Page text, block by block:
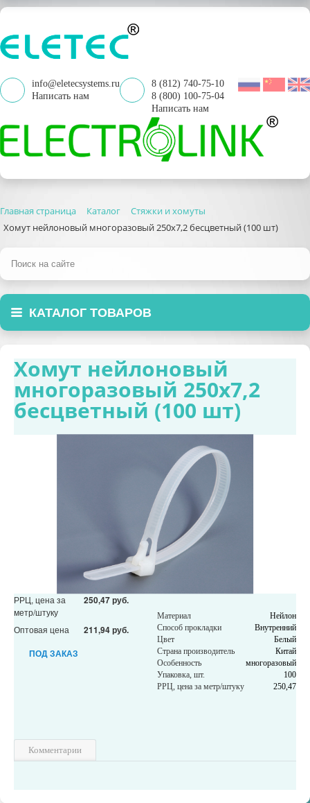
info@eletecsystems.ru
Написать нам
8 (812) 740-75-10
8 (800) 100-75-04
Написать нам
Главная страница Каталог
Стяжки и хомуты
Хомут нейлоновый многоразовый 250х7,2 бесцветный (100 шт)
КАТАЛОГ ТОВАРОВ
Хомут нейлоновый
многоразовый 250х7,2
бесцветный (100 шт)
РРЦ, цена за
метр/штуку
250,47 руб.
Оптовая цена
211,94 руб.
ПОД ЗАКАЗ
Материал
Нейлон
Способ прокладки
Внутренний
Цвет
Белый
Страна производитель
Китай
Особенность
многоразовый
Упаковка, шт.
100
РРЦ, цена за метр/штуку
250,47
Комментарии